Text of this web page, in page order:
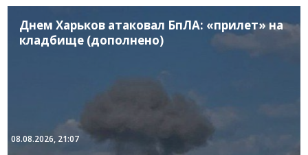
Днем Харьков атаковал БпЛА: «прилет» на
кладбище (дополнено)
08.08.2026, 21:07